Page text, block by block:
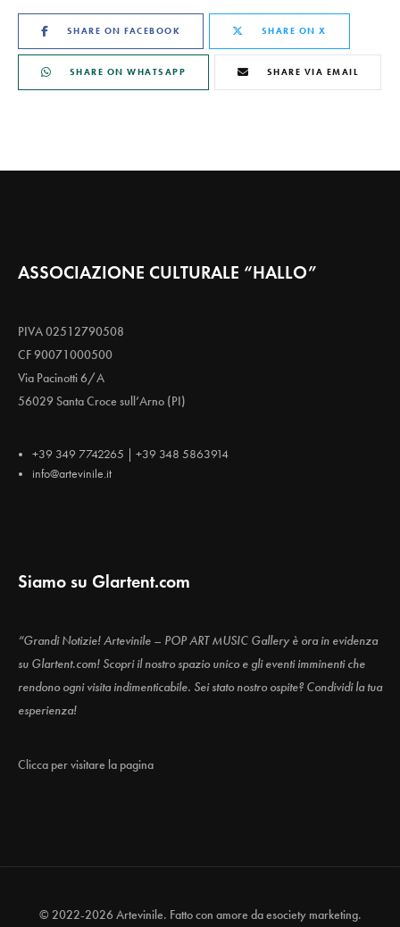
SHARE ON FACEBOOK SHARE ON X
SHARE ON WHATSAPP SHARE VIA EMAIL
ASSOCIAZIONE CULTURALE “HALLO”
PIVA 02512790508
CF 90071000500
Via Pacinotti 6/A
56029 Santa Croce sull’Arno (PI)
+39 349 7742265 | +39 348 5863914
info@artevinile.it
Siamo su Glartent.com
“Grandi Notizie! Artevinile – POP ART MUSIC Gallery è ora in evidenza
su Glartent.com! Scopri il nostro spazio unico e gli eventi imminenti che
rendono ogni visita indimenticabile. Sei stato nostro ospite? Condividi la tua
esperienza!
Clicca per visitare la pagina
© 2022-2026 Artevinile. Fatto con amore daesociety marketing.